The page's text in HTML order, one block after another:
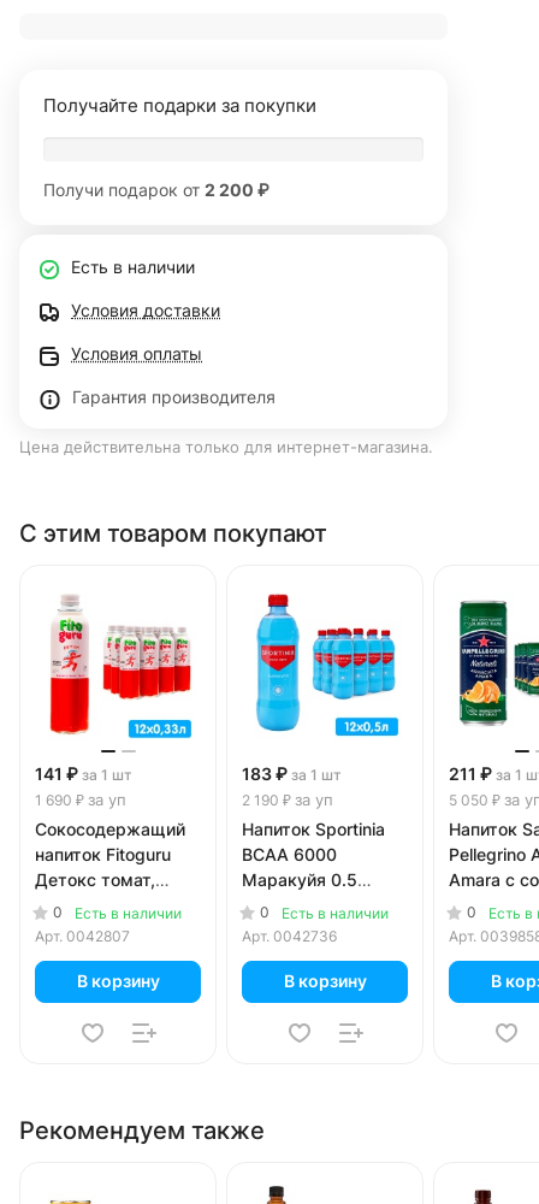
Получайте подарки за покупки
Получи подарок от 2 200 ₽
Есть в наличии
Условия доставки
Условия оплаты
Гарантия производителя
Цена действительна только для интернет-магазина.
С этим товаром покупают
141 ₽ за 1 шт
1 690 ₽ за уп
Сокосодержащий
напиток Fitoguru
Детокс томат,
базилик 0.33 литра,
стекло, 12 шт. в уп.
0
Есть в наличии
Арт. 0042807
В корзину
183 ₽ за 1 шт
2 190 ₽ за уп
Напиток Sportinia
ВСАА 6000
Маракуйя 0.5
литра, без газа,
пэт, 12 шт. в уп.
0
Есть в наличии
Арт. 0042736
В корзину
211 ₽ за 1
5 050 ₽ за
Напиток
Pellegrino
Amara с
горького
0.33
0
Есть в
Арт.
В
Рекомендуем также